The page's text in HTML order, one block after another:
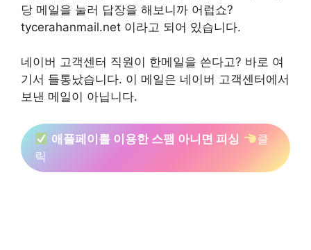
당 메일을 눌러 답장을 해보니까 어럽쇼?
tycerahanmail.net 이라고 되어 있습니다.
네이버 고객센터 직원이 한메일을 쓴다고? 바로 여
기서 들통났습니다. 이 메일은 네이버 고객센터에서
보낸 메일이 아닙니다.
애플페이를 이용한 스팸 아니면 피싱
클
릭